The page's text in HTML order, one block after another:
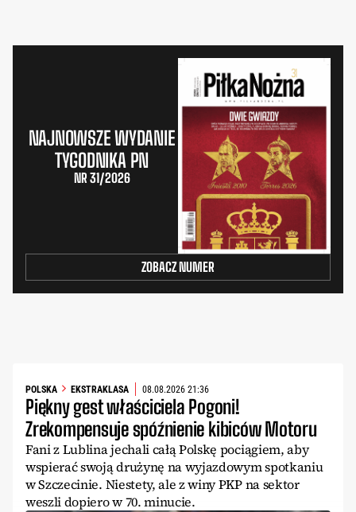
NAJNOWSZE WYDANIE
TYGODNIKA PN
NR 31/2026
ZOBACZ NUMER
POLSKA EKSTRAKLASA 08.08.2026 21:36
Piękny gest właściciela Pogoni!
Zrekompensuje spóźnienie kibiców Motoru
Fani z Lublina jechali całą Polskę pociągiem, aby
wspierać swoją drużynę na wyjazdowym spotkaniu
w Szczecinie. Niestety, ale z winy PKP na sektor
weszli dopiero w 70. minucie.